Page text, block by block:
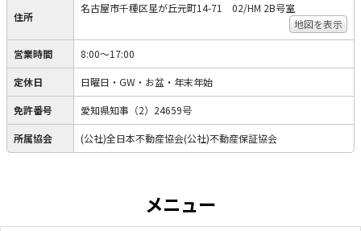
住所
名古屋市千種区星が丘元町14-71 02/HM 2B号室
地図を表示
営業時間 8:00～17:00
定休日 日曜日・GW・お盆・年末年始
免許番号 愛知県知事（2）24659号
所属協会 (公社)全日本不動産協会(公社)不動産保証協会
メニュー